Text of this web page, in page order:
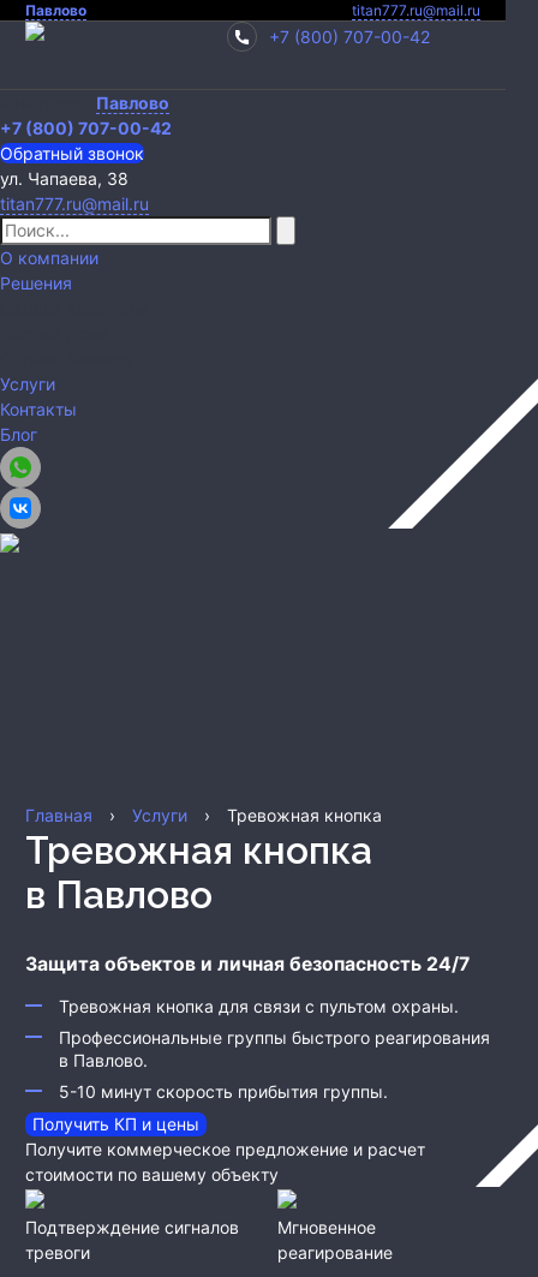
Павлово titan777.ru@mail.ru
+7 (800) 707-00-42
Павлово
+7 (800) 707-00-42
Обратный звонок
ул. Чапаева, 38
titan777.ru@mail.ru
О компании
Решения
Услуги
Контакты
Блог
Главная › Услуги › Тревожная кнопка
Тревожная кнопка
в Павлово
Защита объектов и личная безопасность 24/7
Тревожная кнопка для связи с пультом охраны.
Профессиональные группы быстрого реагирования
в Павлово.
5-10 минут скорость прибытия группы.
Получить КП и цены
Получите коммерческое предложение и расчет
стоимости по вашему объекту
Подтверждение сигналов
тревоги
Мгновенное
реагирование